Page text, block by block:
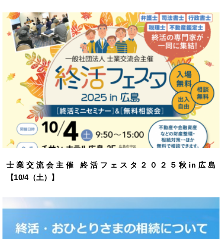
士業交流会主催 終活フェスタ２０２５秋in広島
【10/4（土）】